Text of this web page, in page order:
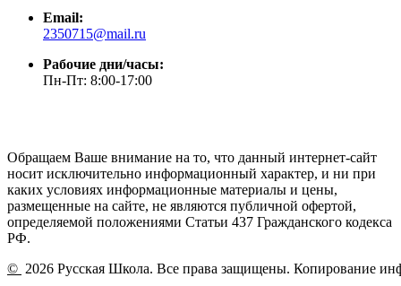
Email:
2350715@mail.ru
Рабочие дни/часы:
Пн-Пт: 8:00-17:00
Обращаем Ваше внимание на то, что данный интернет-сайт
носит исключительно информационный характер, и ни при
каких условиях информационные материалы и цены,
размещенные на сайте, не являются публичной офертой,
определяемой положениями Статьи 437 Гражданского кодекса
РФ.
© 2026 Русская Школа. Все права защищены. Копирование